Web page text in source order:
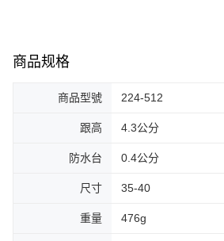
商品规格
商品型號 224-512
跟高 4.3公分
防水台 0.4公分
尺寸 35-40
重量 476g